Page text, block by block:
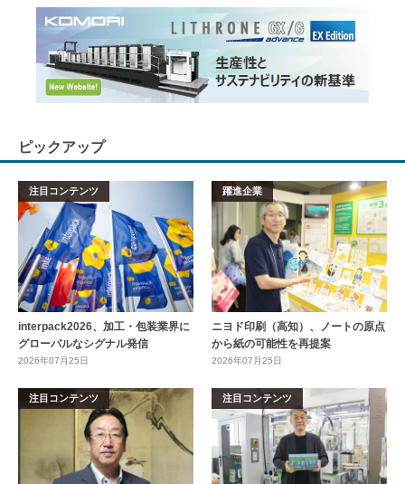
ピックアップ
注目コンテンツ
interpack2026、加工・包装業界に
グローバルなシグナル発信
2026年07月25日
躍進企業
ニヨド印刷（高知）、ノートの原点
から紙の可能性を再提案
2026年07月25日
注目コンテンツ 注目コンテンツ